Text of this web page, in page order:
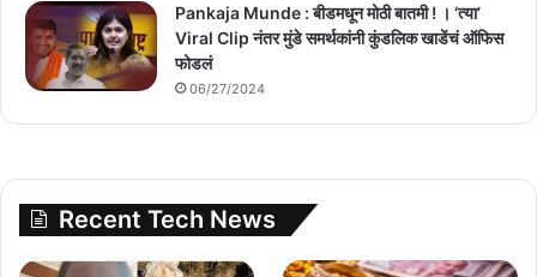
Pankaja Munde : बीडमधून मोठी बातमी ! । ‘त्या’
Viral Clip नंतर मुंडे समर्थकांनी कुंडलिक खाडेंचं ऑफिस
फोडलं
06/27/2024
Recent Tech News